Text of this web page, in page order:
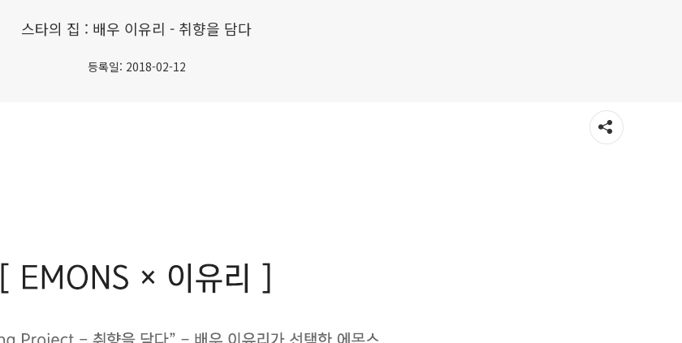
스타의 집 : 배우 이유리 - 취향을 담다
등록일: 2018-02-12